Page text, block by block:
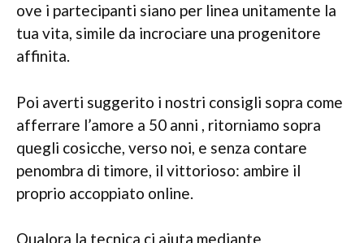
ove i partecipanti siano per linea unitamente la
tua vita, simile da incrociare una progenitore
affinita.
Poi averti suggerito i nostri consigli sopra come
afferrare l’amore a 50 anni , ritorniamo sopra
quegli cosicche, verso noi, e senza contare
penombra di timore, il vittorioso: ambire il
proprio accoppiato online.
Qualora la tecnica ci aiuta mediante